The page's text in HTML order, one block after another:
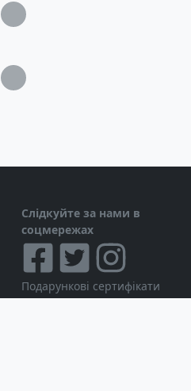
Загрузка...
Загрузка...
Слідкуйте за нами в
соцмережах
Подарункові сертифікати
Дисконтні картки